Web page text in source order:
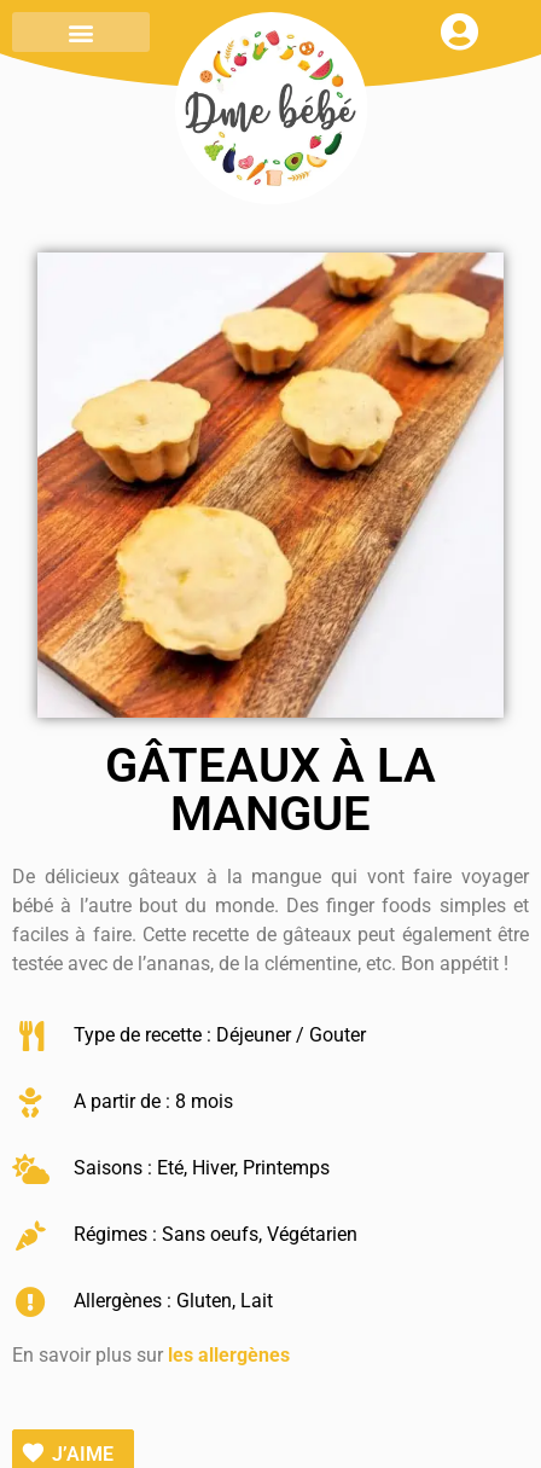
GÂTEAUX À LA
MANGUE
De délicieux gâteaux à la mangue qui vont faire voyager
bébé à l’autre bout du monde. Des finger foods simples et
faciles à faire. Cette recette de gâteaux peut également être
testée avec de l’ananas, de la clémentine, etc. Bon appétit !
Type de recette : Déjeuner / Gouter
A partir de : 8 mois
Saisons : Eté, Hiver, Printemps
Régimes :Sans oeufs,Végétarien
Allergènes : Gluten, Lait
En savoir plus sur les allergènes
J’AIME